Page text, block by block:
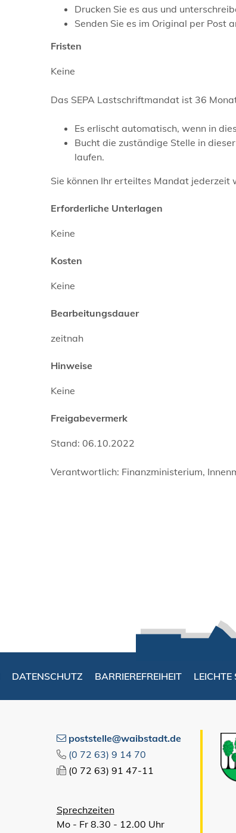
Drucken Sie es aus und
Senden Sie es im Original per Post
Fristen
Keine
Das SEPA Lastschriftmandat ist 36
Es erlischt automatisch, wenn in
Bucht die zuständige Stelle in
laufen.
Sie können Ihr erteiltes Mandat jederzeit
Erforderliche Unterlagen
Keine
Kosten
Keine
Bearbeitungsdauer
zeitnah
Hinweise
Keine
Freigabevermerk
Stand: 06.10.2022
Verantwortlich: Finanzministerium,
DATENSCHUTZ BARRIEREFREIHEIT LEICHTE
poststelle@waibstadt.de
(0 72 63) 9 14 70
(0 72 63) 91 47-11
Sprechzeiten
Mo - Fr 8.30 - 12.00 Uhr